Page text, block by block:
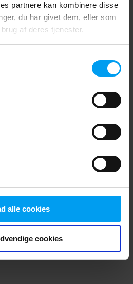
partnere kan kombinere disse
du har givet dem, eller som
af deres tjenester.
alle cookies
cookies
exception has occurred (see the